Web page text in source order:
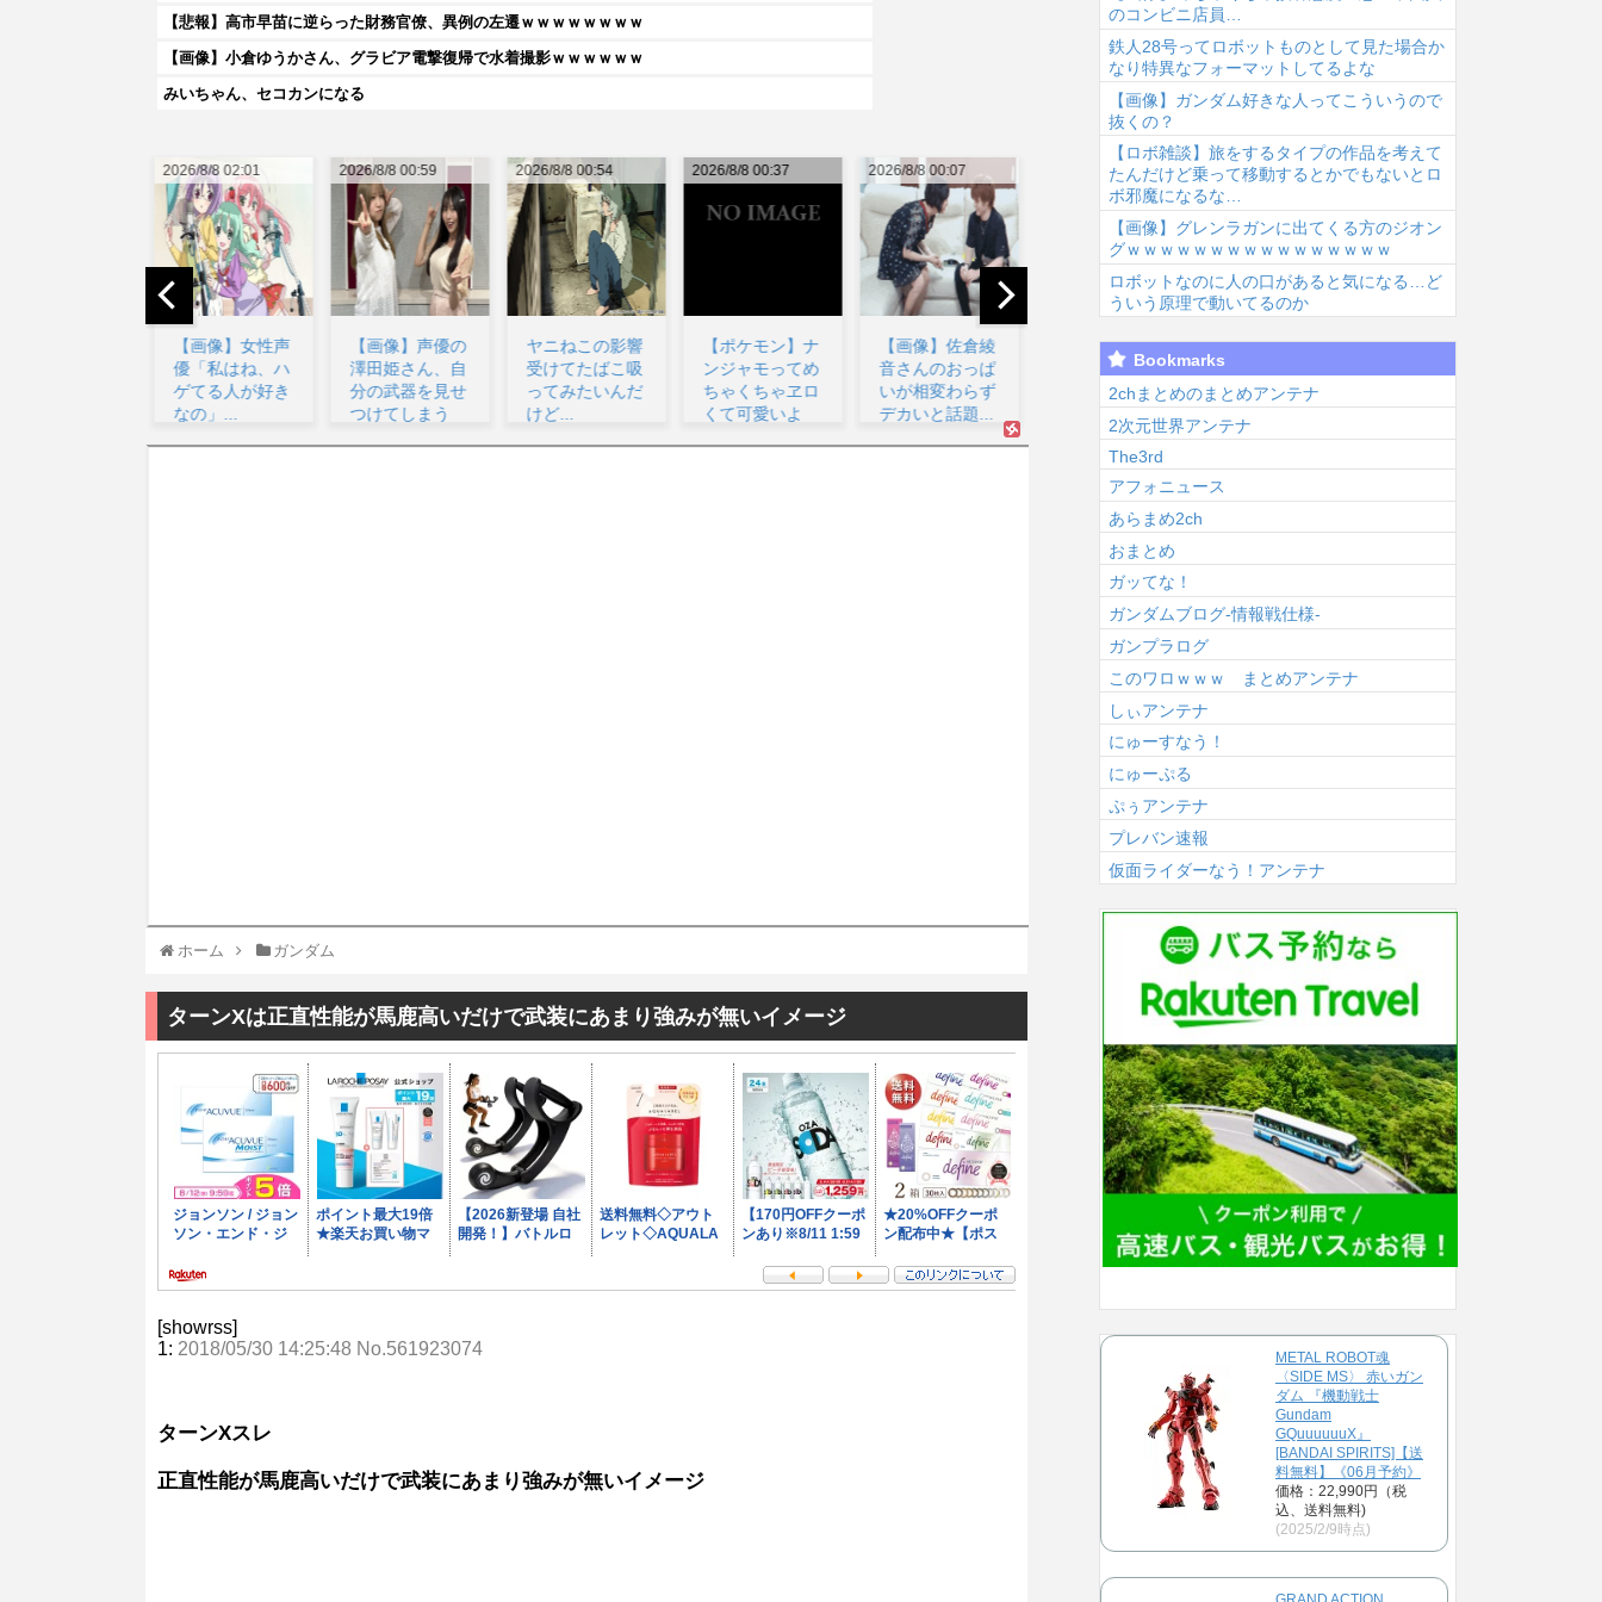
【悲報】高市早苗に逆らった財務官僚、異例の左遷ｗｗｗｗｗｗｗｗ
【画像】小倉ゆうかさん、グラビア電撃復帰で水着撮影ｗｗｗｗｗｗ
みいちゃん、セコカンになる
2026/8/8 00:59
【画像】声優の
澤田姫さん、自
分の武器を見せ
つけてしまう
2026/8/8 00:54
ヤニねこの影響
受けてたばこ吸
ってみたいんだ
けど...
2026/8/8 00:37
【ポケモン】ナ
ンジャモってめ
ちゃくちゃヱロ
くて可愛いよ
2026/8/8 00:07
【画像】佐倉綾
音さんのおっぱ
いが相変わらず
デカいと話題...
2026/8/7 23:33
【悲報】太鼓の
達人、お馴染み
のフォントの使
用料が年間6万
2026/8/7 23:05
【画像10枚】佐
倉綾音さん
(32)、自分のシ
コポイントに気
2026/8/7 22:33
デスノートの主
った時にありが
ちなことwww...
2026/8/7 22:33
【画像】新人声
ホーム ガンダム
ターンXは正直性能が馬鹿高いだけで武装にあまり強みが無いイメージ
[showrss]
1: 2018/05/30 14:25:48 No.561923074
ターンXスレ
正直性能が馬鹿高いだけで武装にあまり強みが無いイメージ
のコンビニ店員…
鉄人28号ってロボットものとして見た場合か
なり特異なフォーマットしてるよな
【画像】ガンダム好きな人ってこういうので
抜くの？
【ロボ雑談】旅をするタイプの作品を考えて
たんだけど乗って移動するとかでもないとロ
ボ邪魔になるな…
【画像】グレンラガンに出てくる方のジオン
グｗｗｗｗｗｗｗｗｗｗｗｗｗｗｗｗ
ロボットなのに人の口があると気になる…ど
ういう原理で動いてるのか
Bookmarks
2chまとめのまとめアンテナ
2次元世界アンテナ
The3rd
アフォニュース
あらまめ2ch
おまとめ
ガッてな！
ガンダムブログ-情報戦仕様-
ガンプラログ
このワロｗｗｗ まとめアンテナ
しぃアンテナ
にゅーすなう！
にゅーぷる
ぷぅアンテナ
プレバン速報
仮面ライダーなう！アンテナ
METAL ROBOT魂
〈SIDE MS〉 赤いガン
ダム 『機動戦士
Gundam
GQuuuuuuX』
[BANDAI SPIRITS]【送
料無料】《06月予約》
価格：22,990円（税
込、送料無料)
(2025/2/9時点)